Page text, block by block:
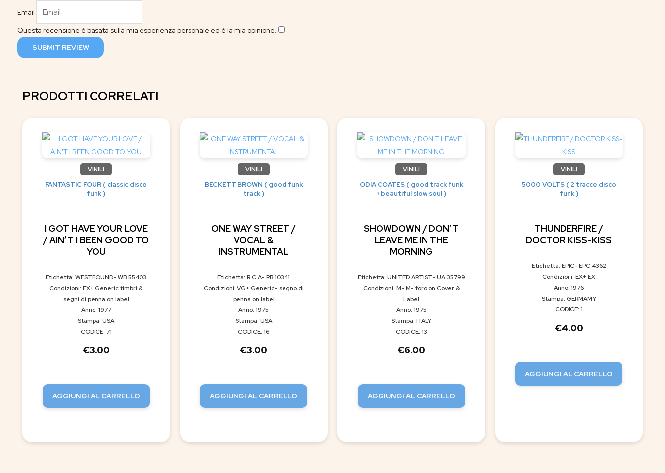
Email
Questa recensione è basata sulla mia esperienza personale ed è la mia opinione.
SUBMIT REVIEW
PRODOTTI CORRELATI
VINILI
FANTASTIC FOUR ( classic disco
funk )
I GOT HAVE YOUR LOVE
/ AIN’T I BEEN GOOD TO
YOU
Etichetta: WESTBOUND- WB 55403
Condizioni: EX+ Generic timbri &
segni di penna on label
Anno: 1977
Stampa: USA
CODICE: 71
€3.00
AGGIUNGI AL CARRELLO
VINILI
BECKETT BROWN ( good funk
track )
ONE WAY STREET /
VOCAL &
INSTRUMENTAL
Etichetta: R C A- PB 10341
Condizioni: VG+ Generic- segno di
penna on label
Anno: 1975
Stampa: USA
CODICE: 16
€3.00
AGGIUNGI AL CARRELLO
VINILI
ODIA COATES ( good track funk
+ beautiful slow soul )
SHOWDOWN / DON’T
LEAVE ME IN THE
MORNING
Etichetta: UNITED ARTIST- UA 35799
Condizioni: M- M- foro on Cover &
Label
Anno: 1975
Stampa: ITALY
CODICE: 13
€6.00
AGGIUNGI AL CARRELLO
VINILI
5000 VOLTS ( 2 tracce disco
funk )
THUNDERFIRE /
DOCTOR KISS-KISS
Etichetta: EPIC- EPC 4362
Condizioni: EX+ EX
Anno: 1976
Stampa: GERMAMY
CODICE: 1
€4.00
AGGIUNGI AL CARRELLO